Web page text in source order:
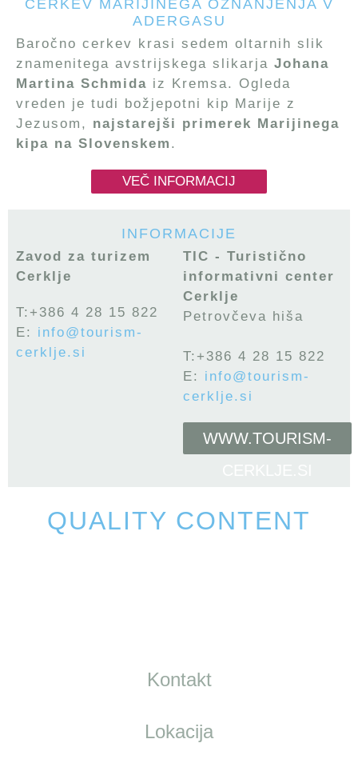
CERKEV MARIJINEGA OZNANJENJA V
ADERGASU
Baročno cerkev krasi sedem oltarnih slik
znamenitega avstrijskega slikarja Johana
Martina Schmida iz Kremsa. Ogleda
vreden je tudi božjepotni kip Marije z
Jezusom, najstarejši primerek Marijinega
kipa na Slovenskem .
VEČ INFORMACIJ
INFORMACIJE
Zavod za turizem
Cerklje
T:+386 4 28 15 822
E: info@tourism-
cerklje.si
TIC - Turistično
informativni center
Cerklje
Petrovčeva hiša
T:+386 4 28 15 822
E: info@tourism-
cerklje.si
WWW.TOURISM-
QUALITY CONTENT
Kontakt
Lokacija